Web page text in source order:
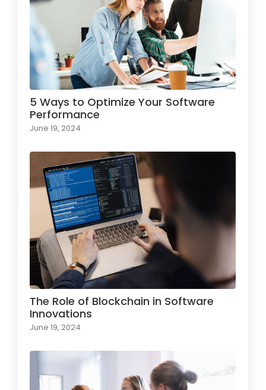
5 Ways to Optimize Your Software
Performance
June 19, 2024
The Role of Blockchain in Software
Innovations
June 19, 2024